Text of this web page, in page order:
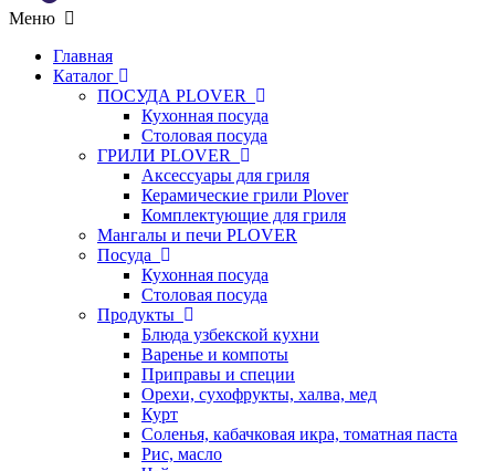
Меню
Главная
Каталог
ПОСУДА PLOVER
Кухонная посуда
Столовая посуда
ГРИЛИ PLOVER
Аксессуары для гриля
Керамические грили Plover
Комплектующие для гриля
Мангалы и печи PLOVER
Посуда
Кухонная посуда
Столовая посуда
Продукты
Блюда узбекской кухни
Варенье и компоты
Приправы и специи
Орехи, сухофрукты, халва, мед
Курт
Соленья, кабачковая икра, томатная паста
Рис, масло